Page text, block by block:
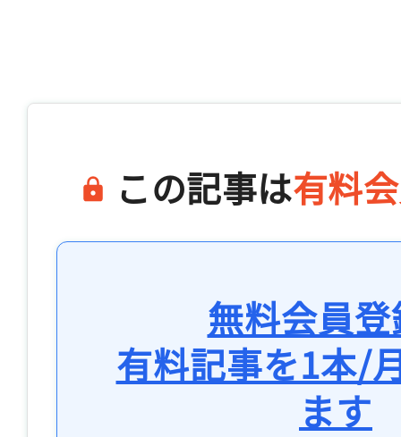
この記事は有料
無料会員
有料記事を1本/
ます